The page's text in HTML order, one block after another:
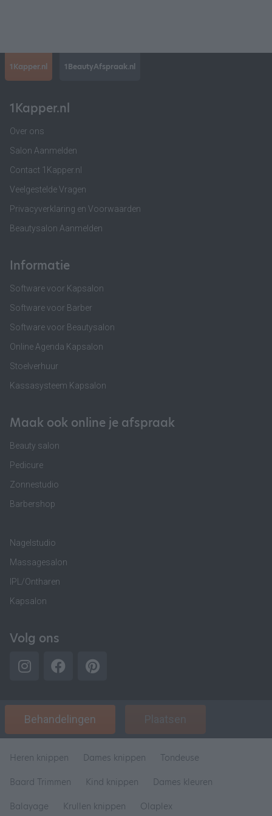
1Kapper.nl 1BeautyAfspraak.nl
1Kapper.nl
Over ons
Salon Aanmelden
Contact 1Kapper.nl
Veelgestelde Vragen
Privacyverklaring en Voorwaarden
Beautysalon Aanmelden
Informatie
Software voor Kapsalon
Software voor Barber
Software voor Beautysalon
Online Agenda Kapsalon
Stoelverhuur
Kassasysteem Kapsalon
Maak ook online je afspraak
Beauty salon
Pedicure
Zonnestudio
Barbershop
Nagelstudio
Massagesalon
IPL/Ontharen
Kapsalon
Volg ons
Behandelingen Plaatsen
Heren knippen Dames knippen
Tondeuse
Baard Trimmen
Kind knippen
Dames kleuren
Balayage
Krullen knippen Olaplex